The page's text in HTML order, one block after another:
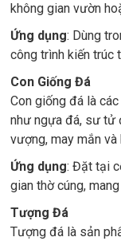
không gian vườn
Ứng dụng: Dùng
công trình kiến trúc
Con Giống Đá
Con giống đá là
như ngựa đá, sư tử
vượng, may mắn và
Ứng dụng: Đặt tại
gian thờ cúng,
Tượng Đá
Tượng đá là sản